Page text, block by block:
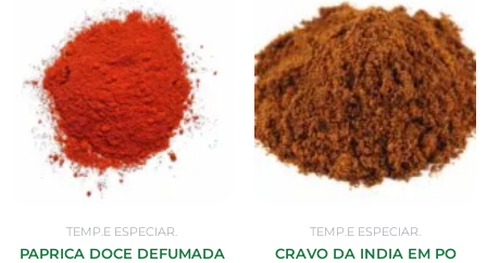
TEMP.E ESPECIAR.
PAPRICA DOCE DEFUMADA
TEMP.E ESPECIAR.
CRAVO DA INDIA EM PO